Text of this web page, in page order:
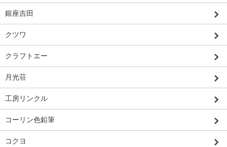
銀座吉田
クツワ
クラフトエー
月光荘
工房リンクル
コーリン色鉛筆
コクヨ